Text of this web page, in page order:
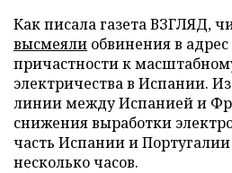
Как писала газета ВЗГЛЯД,
высмеяли обвинения в адрес
причастности к
электричества в Испании.
линии между Испанией и
снижения выработки
часть Испании и Португалии
несколько часов.